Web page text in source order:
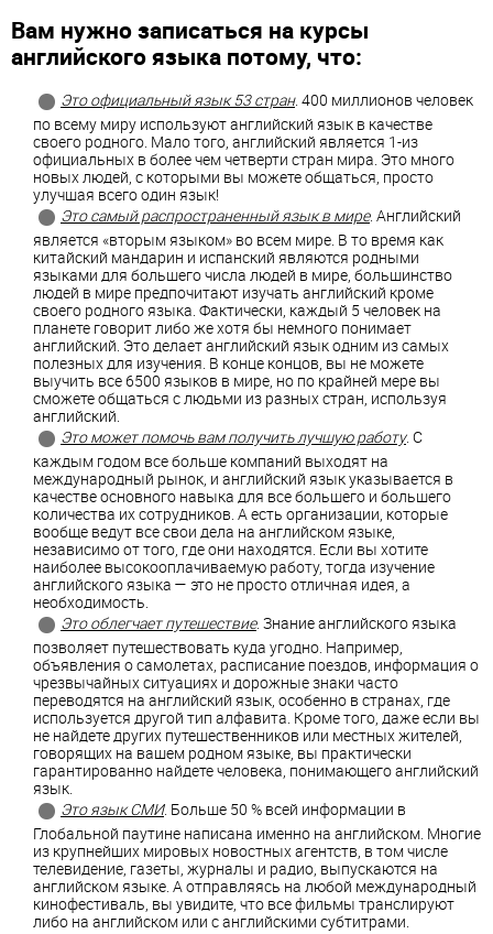
Вам нужно записаться на курсы
английского языка потому, что:
Это официальный язык 53 стран. 400 миллионов человек
по всему миру используют английский язык в качестве
своего родного. Мало того, английский является 1-из
официальных в более чем четверти стран мира. Это много
новых людей, с которыми вы можете общаться, просто
улучшая всего один язык!
Это самый распространенный язык в мире. Английский
является «вторым языком» во всем мире. В то время как
китайский мандарин и испанский являются родными
языками для большего числа людей в мире, большинство
людей в мире предпочитают изучать английский кроме
своего родного языка. Фактически, каждый 5 человек на
планете говорит либо же хотя бы немного понимает
английский. Это делает английский язык одним из самых
полезных для изучения. В конце концов, вы не можете
выучить все 6500 языков в мире, но по крайней мере вы
сможете общаться с людьми из разных стран, используя
английский.
Это может помочь вам получить лучшую работу. С
каждым годом все больше компаний выходят на
международный рынок, и английский язык указывается в
качестве основного навыка для все большего и большего
количества их сотрудников. А есть организации, которые
вообще ведут все свои дела на английском языке,
независимо от того, где они находятся. Если вы хотите
наиболее высокооплачиваемую работу, тогда изучение
английского языка — это не просто отличная идея, а
необходимость.
Это облегчает путешествие. Знание английского языка
позволяет путешествовать куда угодно. Например,
объявления о самолетах, расписание поездов, информация о
чрезвычайных ситуациях и дорожные знаки часто
переводятся на английский язык, особенно в странах, где
используется другой тип алфавита. Кроме того, даже если вы
не найдете других путешественников или местных жителей,
говорящих на вашем родном языке, вы практически
гарантированно найдете человека, понимающего английский
язык.
Это язык СМИ. Больше 50 % всей информации в
Глобальной паутине написана именно на английском. Многие
из крупнейших мировых новостных агентств, в том числе
телевидение, газеты, журналы и радио, выпускаются на
английском языке. А отправляясь на любой международный
кинофестиваль, вы увидите, что все фильмы транслируют
либо на английском или с английскими субтитрами.